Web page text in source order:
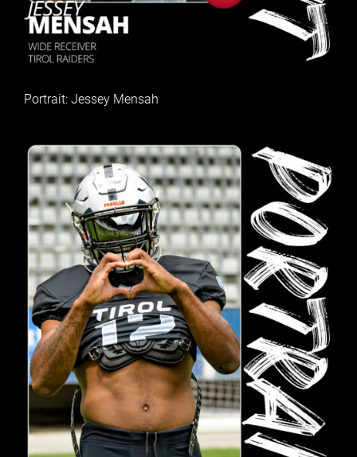
Portrait: Jessey Mensah